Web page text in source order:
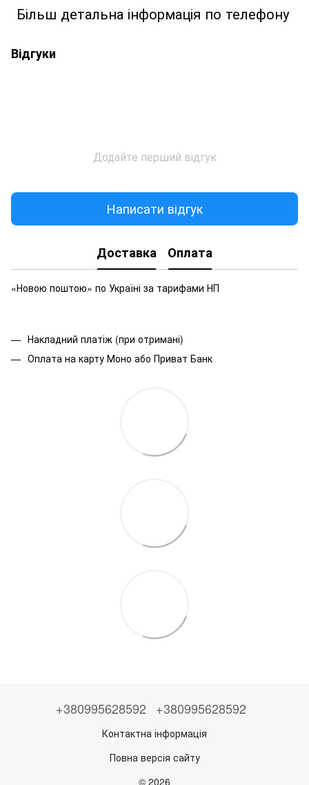
Більш детальна інформація по телефону
Відгуки
Додайте перший відгук
Написати відгук
Доставка Оплата
«Новою поштою» по Україні за тарифами НП
Накладний платіж (при отримані)
Оплата на карту Моно або Приват Банк
+380995628592 +380995628592
Контактна інформація
Повна версія сайту
© 2026